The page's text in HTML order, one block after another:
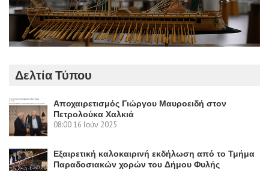
Δελτία Τύπου
Αποχαιρετισμός Γιώργου Μαυροειδή στον
Πετρολούκα Χαλκιά
08:0016 Ιούν 2025
Εξαιρετική καλοκαιρινή εκδήλωση από το Τμήμα
Παραδοσιακών χορών του Δήμου Φυλής